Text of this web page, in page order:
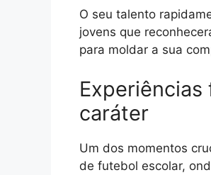
O seu talento
jovens que
para moldar a sua
Experiências
caráter
Um dos momentos
de futebol escolar,